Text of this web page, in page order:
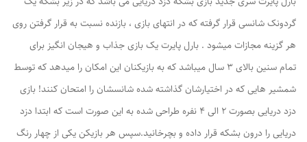
گردونک شانسی قرار گرفته که در انتهای بازی ، بازنده نسبت به قرار گرفتن روی
هر گزینه مجازات میشود . بارل پایرت یک بازی جذاب و هیجان انگیز برای
تمام سنین بالای 3 سال میباشد که به بازیکنان این امکان را میدهد که توسط
شمشیر هایی که در اختیارشان گذاشته شده شانسشان را امتحان کنند! بازی
دزد دریایی بصورت 2 الی 4 نفره طراحی شده به این صورت است که ابتدا دزد
دریایی را درون بشکه قرار داده و بچرخانید.سپس هر بازیکن یکی از چهار رنگ